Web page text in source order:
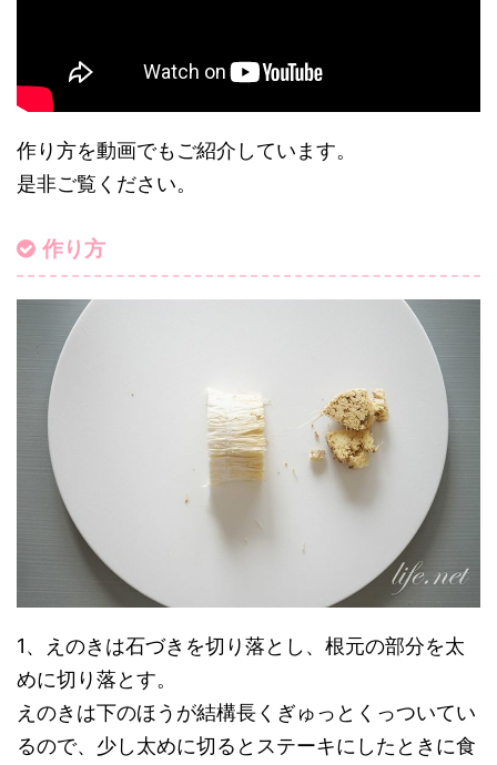
作り方を動画でもご紹介しています。
是非ご覧ください。
作り方
1、えのきは石づきを切り落とし、根元の部分を太
めに切り落とす。
えのきは下のほうが結構長くぎゅっとくっついてい
るので、少し太めに切るとステーキにしたときに食